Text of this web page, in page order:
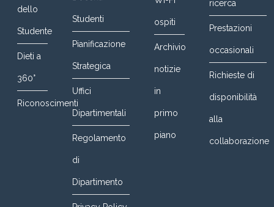
dello
Studente
Dieti a
360°
Riconoscimenti
Studenti
Pianificazione
Strategica
Uffici
Dipartimentali
Regolamento
di
Dipartimento
ospiti
Archivio
notizie
in
primo
piano
ricerca
Prestazioni
occasionali
Richieste di
disponibilità
alla
collaborazione